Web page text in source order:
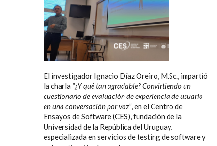
El investigador Ignacio Díaz Oreiro, M.Sc., impartió
la charla “¿Y qué tan agradable? Convirtiendo un
cuestionario de evaluación de experiencia de usuario
en una conversación por voz”, en el Centro de
Ensayos de Software (CES), fundación de la
Universidad de la República del Uruguay,
especializada en servicios de testing de software y